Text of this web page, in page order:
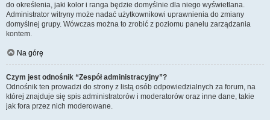
do określenia, jaki kolor i ranga będzie domyślnie dla niego wyświetlana.
Administrator witryny może nadać użytkownikowi uprawnienia do zmiany
domyślnej grupy. Wówczas można to zrobić z poziomu panelu zarządzania
kontem.
Na górę
Czym jest odnośnik “Zespół administracyjny”?
Odnośnik ten prowadzi do strony z listą osób odpowiedzialnych za forum, na
której znajduje się spis administratorów i moderatorów oraz inne dane, takie
jak fora przez nich moderowane.